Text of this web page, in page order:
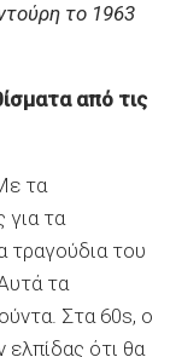
το 1963
από τις
τα
για τα
τραγούδια του
τα
Στα 60s, o
ελπίδας ότι θα